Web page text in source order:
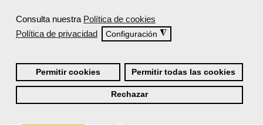
Consulta nuestra Política de cookies
Política de privacidad
Configuración ◮
Permitir cookies Permitir todas las cookies
Rechazar
búsqueda para encontrar los cursos que se ajusten a tu